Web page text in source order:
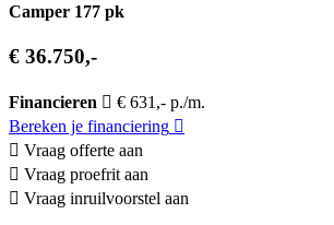
Camper 177 pk
€ 36.750,-
Financieren
€ 631,- p./m.
Bereken je financiering
Vraag offerte aan
Vraag proefrit aan
Vraag inruilvoorstel aan